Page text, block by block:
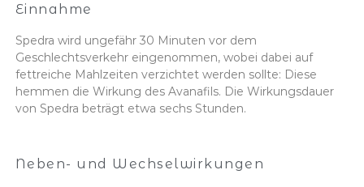
Einnahme
Spedra wird ungefähr 30 Minuten vor dem
Geschlechtsverkehr eingenommen, wobei dabei auf
fettreiche Mahlzeiten verzichtet werden sollte: Diese
hemmen die Wirkung des Avanafils. Die Wirkungsdauer
von Spedra beträgt etwa sechs Stunden.
Neben- und Wechselwirkungen